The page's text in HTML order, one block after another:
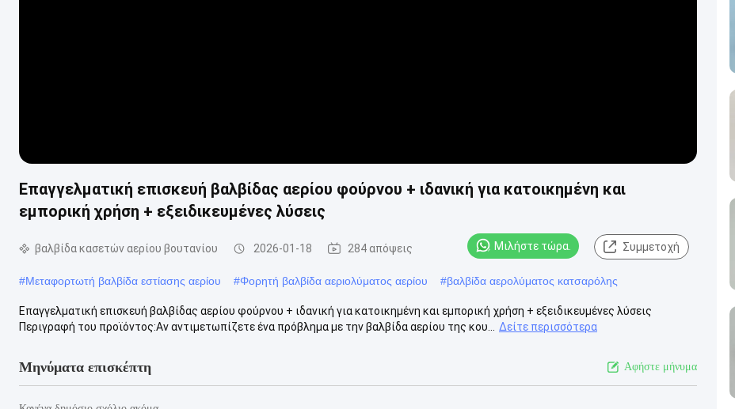
Επαγγελματική επισκευή βαλβίδας αερίου φούρνου + ιδανική για κατοικημένη και
εμπορική χρήση + εξειδικευμένες λύσεις
βαλβίδα κασετών αερίου βουτανίου 2026-01-18 284 απόψεις Μιλήστε τώρα. Συμμετοχή
#Μεταφορτωτή βαλβίδα εστίασης αερίου #Φορητή βαλβίδα αεριολύματος αερίου #βαλβίδα αερολύματος κατσαρόλης
Επαγγελματική επισκευή βαλβίδας αερίου φούρνου + ιδανική για κατοικημένη και εμπορική χρήση + εξειδικευμένες λύσεις
Περιγραφή του προϊόντος:Αν αντιμετωπίζετε ένα πρόβλημα με την βαλβίδα αερίου της κου...
Δείτε περισσότερα
Μηνύματα επισκέπτη Αφήστε μήνυμα